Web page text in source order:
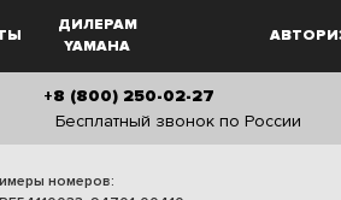
ДИЛЕРАМ
YAMAHA
+8 (800) 250-02-27
Бесплатный звонок по России
номеров: